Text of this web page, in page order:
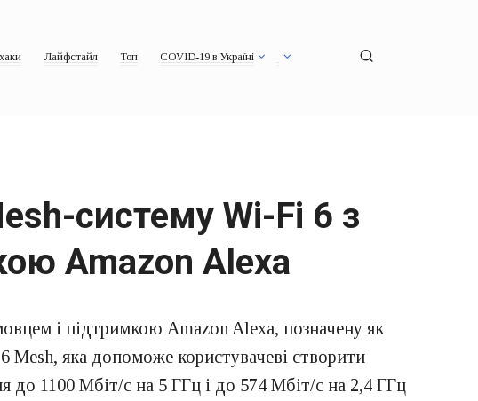
Лайфстайл Топ COVID-19 в Україні
систему Wi-Fi 6 з
Amazon Alexa
і підтримкою Amazon Alexa, позначену як
яка допоможе користувачеві створити
до 1100 Мбіт/с на 5 ГГц і до 574 Мбіт/с на 2,4 ГГц